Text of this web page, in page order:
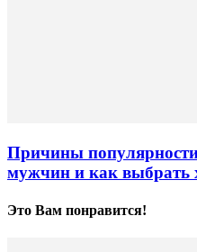
Причины
мужчин и как выбрать
Это Вам понравится!